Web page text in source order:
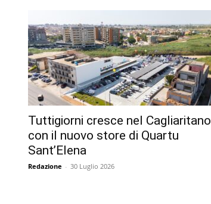
Tuttigiorni cresce nel Cagliaritano
con il nuovo store di Quartu
Sant’Elena
Redazione - 30 Luglio 2026